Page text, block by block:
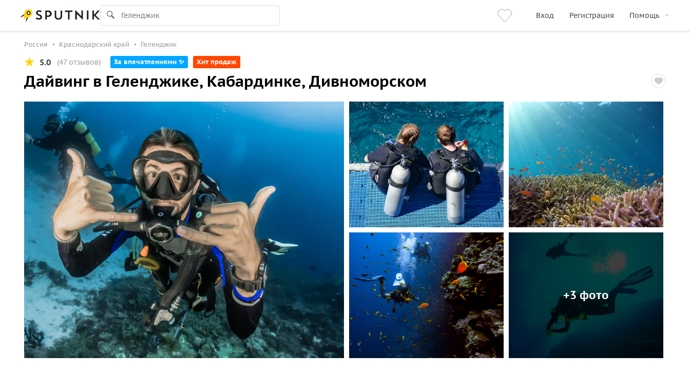
Вход Регистрация Помощь
Россия Краснодарский край Геленджик
5.0 (47 отзывов) За впечатлениями ✨ Хит продаж
Дайвинг в Геленджике, Кабардинке, Дивноморском
+3 фото